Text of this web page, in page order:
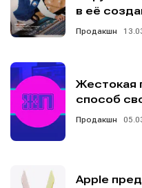
в её
Продакшн
Жестокая
способ
Продакшн
Apple